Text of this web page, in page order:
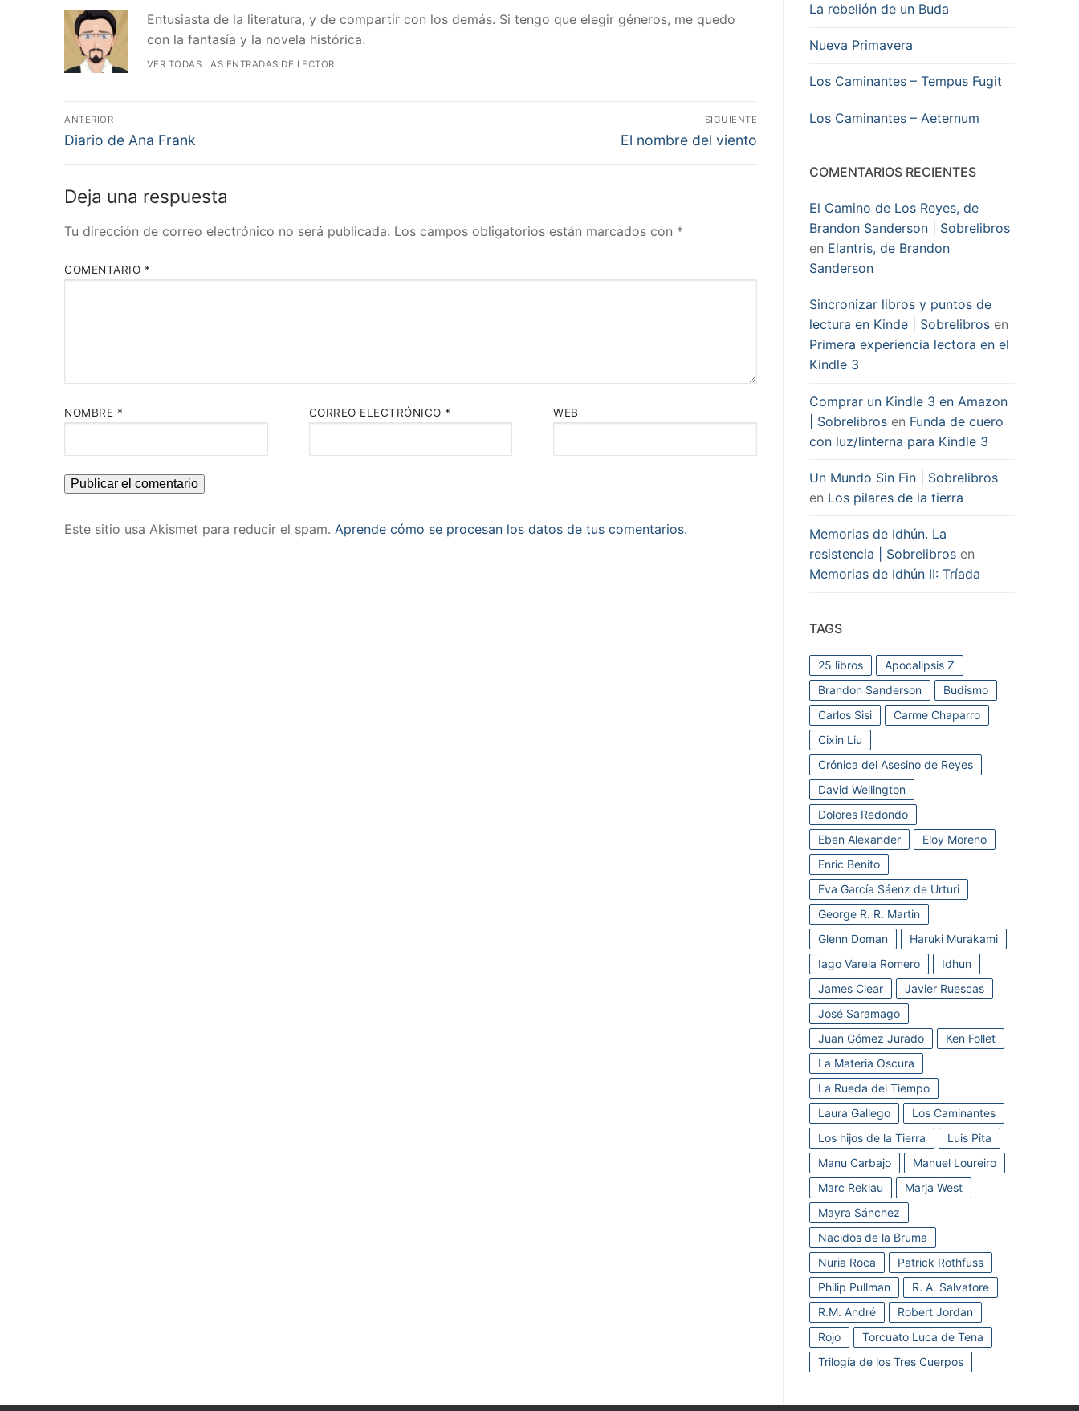
Entusiasta de la literatura, y de compartir con los demás. Si tengo que elegir géneros, me quedo
con la fantasía y la novela histórica.
VER TODAS LAS ENTRADAS DE LECTOR
Navegación
de
ANTERIOR
Entrada
Diario de Ana Frank
SIGUIENTE
Entrada
El nombre del viento
Deja una respuesta
Tu dirección de correo electrónico no será publicada. Los campos obligatorios están marcados con *
COMENTARIO *
NOMBRE * CORREO ELECTRÓNICO * WEB
Este sitio usa Akismet para reducir el spam. Aprende cómo se procesan los datos de tus comentarios.
La rebelión de un Buda
Nueva Primavera
Los Caminantes – Tempus Fugit
Los Caminantes – Aeternum
COMENTARIOS RECIENTES
El Camino de Los Reyes, de
Brandon Sanderson | Sobrelibros
en Elantris, de Brandon
Sanderson
Sincronizar libros y puntos de
lectura en Kinde | Sobrelibros en
Primera experiencia lectora en el
Kindle 3
Comprar un Kindle 3 en Amazon
| Sobrelibros en Funda de cuero
con luz/linterna para Kindle 3
Un Mundo Sin Fin | Sobrelibros
en Los pilares de la tierra
Memorias de Idhún. La
resistencia | Sobrelibros en
Memorias de Idhún II: Tríada
TAGS
25 libros
Apocalipsis Z
Brandon Sanderson
Budismo
Carlos Sisi
Carme Chaparro
Cixin Liu
Crónica del Asesino de Reyes
David Wellington
Dolores Redondo
Eben Alexander
Eloy Moreno
Enric Benito
Eva García Sáenz de Urturi
George R. R. Martin
Glenn Doman
Haruki Murakami
Iago Varela Romero
Idhun
James Clear
Javier Ruescas
José Saramago
Juan Gómez Jurado
Ken Follet
La Materia Oscura
La Rueda del Tiempo
Laura Gallego
Los Caminantes
Los hijos de la Tierra
Luis Pita
Manu Carbajo
Manuel Loureiro
Marc Reklau
Marja West
Mayra Sánchez
Nacidos de la Bruma
Nuria Roca
Patrick Rothfuss
Philip Pullman
R. A. Salvatore
R.M. André
Robert Jordan
Rojo
Torcuato Luca de Tena
Trilogía de los Tres Cuerpos